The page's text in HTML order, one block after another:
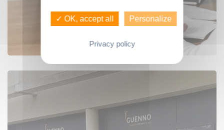
✓ OK, accept all Personalize
Privacy policy